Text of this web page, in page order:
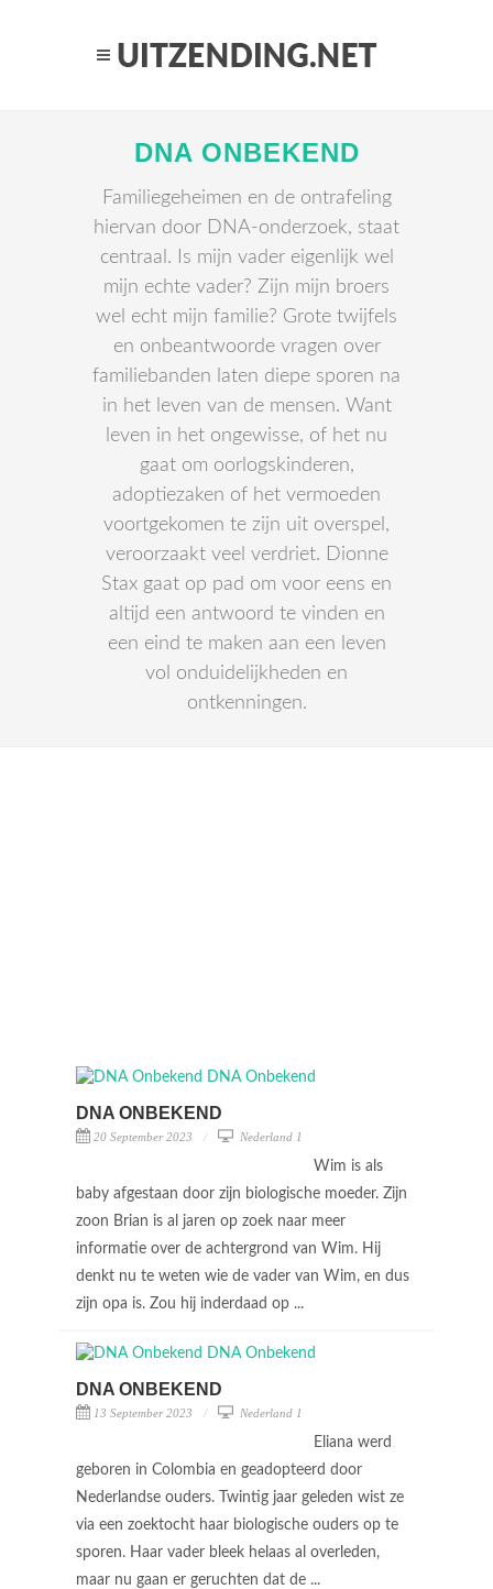
DNA ONBEKEND
Familiegeheimen en de ontrafeling
hiervan door DNA-onderzoek, staat
centraal. Is mijn vader eigenlijk wel
mijn echte vader? Zijn mijn broers
wel echt mijn familie? Grote twijfels
en onbeantwoorde vragen over
familiebanden laten diepe sporen na
in het leven van de mensen. Want
leven in het ongewisse, of het nu
gaat om oorlogskinderen,
adoptiezaken of het vermoeden
voortgekomen te zijn uit overspel,
veroorzaakt veel verdriet. Dionne
Stax gaat op pad om voor eens en
altijd een antwoord te vinden en
een eind te maken aan een leven
vol onduidelijkheden en
ontkenningen.
DNA ONBEKEND
20 September 2023 Nederland 1
Wim is als
baby afgestaan door zijn biologische moeder. Zijn
zoon Brian is al jaren op zoek naar meer
informatie over de achtergrond van Wim. Hij
denkt nu te weten wie de vader van Wim, en dus
zijn opa is. Zou hij inderdaad op ...
DNA ONBEKEND
13 September 2023 Nederland 1
Eliana werd
geboren in Colombia en geadopteerd door
Nederlandse ouders. Twintig jaar geleden wist ze
via een zoektocht haar biologische ouders op te
sporen. Haar vader bleek helaas al overleden,
maar nu gaan er geruchten dat de ...